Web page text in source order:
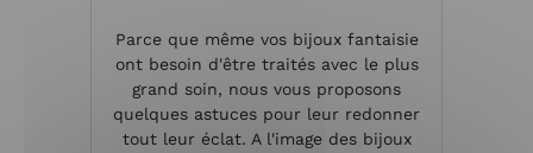
Parce que même vos bijoux fantaisie
ont besoin d'être traités avec le plus
grand soin, nous vous proposons
quelques astuces pour leur redonner
tout leur éclat. A l'image des bijoux